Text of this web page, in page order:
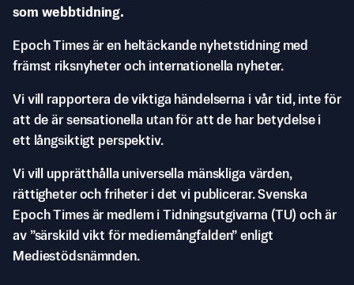
som webbtidning.
Epoch Times är en heltäckande nyhetstidning med
främst riksnyheter och internationella nyheter.
Vi vill rapportera de viktiga händelserna i vår tid, inte för
att de är sensationella utan för att de har betydelse i
ett långsiktigt perspektiv.
Vi vill upprätthålla universella mänskliga värden,
rättigheter och friheter i det vi publicerar. Svenska
Epoch Times är medlem i Tidningsutgivarna (TU) och är
av ”särskild vikt för mediemångfalden” enligt
Mediestödsnämnden.